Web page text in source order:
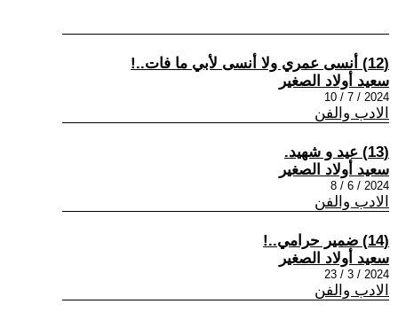
(12) أنسى عمري ولا أنسى لأبي ما فات..!
سعيد أولاد الصغير
2024 / 7 / 10
الادب والفن
(13) عيد و شهيد.
سعيد أولاد الصغير
2024 / 6 / 8
الادب والفن
(14) ضمير حرامي..!
سعيد أولاد الصغير
2024 / 3 / 23
الادب والفن